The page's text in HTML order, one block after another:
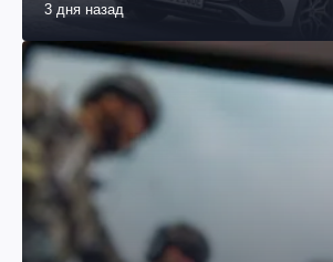
3 дня назад